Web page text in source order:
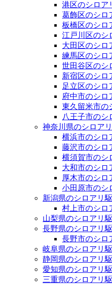
港区のシロア
葛飾区のシロ
板橋区のシロ
江戸川区のシ
大田区のシロ
練馬区のシロ
世田谷区のシ
新宿区のシロ
足立区のシロ
府中市のシロ
東久留米市の
八王子市のシ
神奈川県のシロア
横浜市のシロ
藤沢市のシロ
横須賀市のシ
大和市のシロ
厚木市のシロ
小田原市のシ
新潟県のシロアリ
村上市のシロ
山梨県のシロアリ
長野県のシロアリ
長野市のシロ
岐阜県のシロアリ
静岡県のシロアリ
愛知県のシロアリ
三重県のシロアリ